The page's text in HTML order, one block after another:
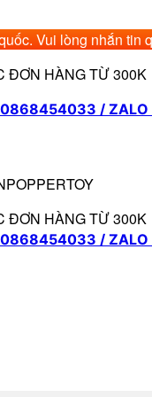
Vui lòng nhắn tin
ĐƠN HÀNG TỪ 300K
0868454033 /
ĐƠN HÀNG TỪ 300K
0868454033 /